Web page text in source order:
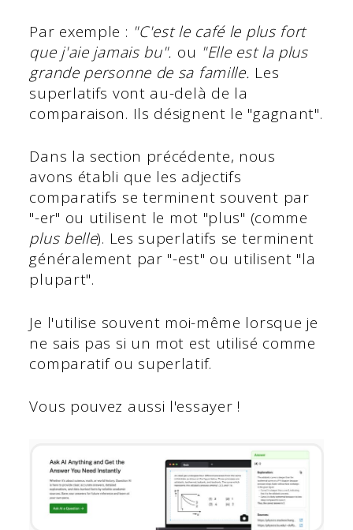
Par exemple : "C'est le café le plus fort
que j'aie jamais bu". ou "Elle est la plus
grande personne de sa famille. Les
superlatifs vont au-delà de la
comparaison. Ils désignent le "gagnant".
Dans la section précédente, nous
avons établi que les adjectifs
comparatifs se terminent souvent par
"-er" ou utilisent le mot "plus" (comme
plus belle). Les superlatifs se terminent
généralement par "-est" ou utilisent "la
plupart".
Je l'utilise souvent moi-même lorsque je
ne sais pas si un mot est utilisé comme
comparatif ou superlatif.
Vous pouvez aussi l'essayer !